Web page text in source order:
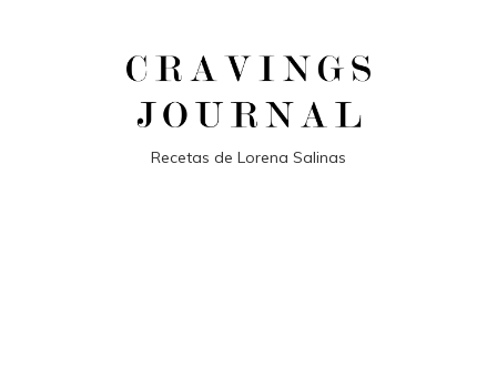
Recetas de Lorena Salinas